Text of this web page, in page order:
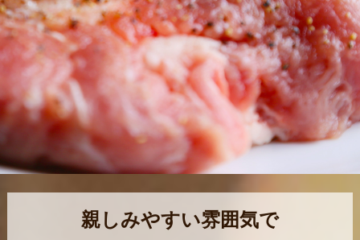
親しみやすい雰囲気で